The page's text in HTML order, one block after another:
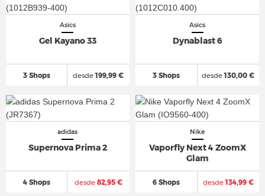
Asics
Gel Kayano 33
3 Shops desde199,99 €
Asics
Dynablast 6
3 Shops desde130,00 €
adidas
Supernova Prima 2
4 Shops desde82,95 €
Nike
Vaporfly Next 4 ZoomX
Glam
6 Shops desde134,99 €